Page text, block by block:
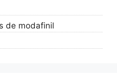
de modafinil